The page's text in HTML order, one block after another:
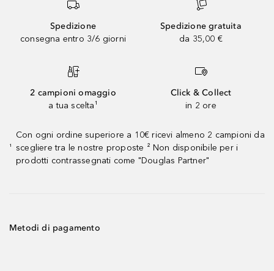
Spedizione
consegna entro 3/6 giorni
Spedizione gratuita
da 35,00 €
2 campioni omaggio
a tua scelta¹
Click & Collect
in 2 ore
¹
Con ogni ordine superiore a 10€ ricevi almeno 2 campioni da
scegliere tra le nostre proposte ² Non disponibile per i
prodotti contrassegnati come "Douglas Partner"
Metodi di pagamento